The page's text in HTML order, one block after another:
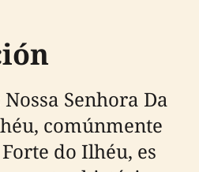
Senhora Da
comúnmente
do Ilhéu, es